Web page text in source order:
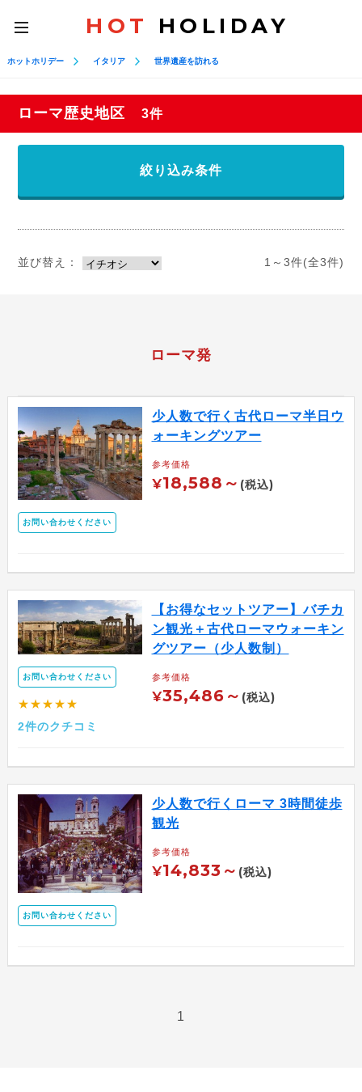
toggle
navigation
HOT HOLIDAY
ホットホリデー イタリア 世界遺産を訪れる
ローマ歴史地区 3件
絞り込み条件
並び替え： 1～3件(全3件)
ローマ発
お問い合わせください
少人数で行く古代ローマ半日ウ
ォーキングツアー
参考価格
¥18,588～ (税込)
お問い合わせください
★★★★★
2件のクチコミ
【お得なセットツアー】バチカ
ン観光＋古代ローマウォーキン
グツアー（少人数制）
参考価格
¥35,486～ (税込)
お問い合わせください
少人数で行くローマ 3時間徒歩
観光
参考価格
¥14,833～ (税込)
1